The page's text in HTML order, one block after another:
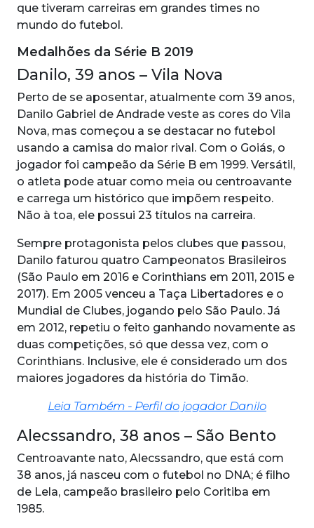
que tiveram carreiras em grandes times no
mundo do futebol.
Medalhões da Série B 2019
Danilo, 39 anos – Vila Nova
Perto de se aposentar, atualmente com 39 anos,
Danilo Gabriel de Andrade veste as cores do Vila
Nova, mas começou a se destacar no futebol
usando a camisa do maior rival. Com o Goiás, o
jogador foi campeão da Série B em 1999. Versátil,
o atleta pode atuar como meia ou centroavante
e carrega um histórico que impõem respeito.
Não à toa, ele possui 23 títulos na carreira.
Sempre protagonista pelos clubes que passou,
Danilo faturou quatro Campeonatos Brasileiros
(São Paulo em 2016 e Corinthians em 2011, 2015 e
2017). Em 2005 venceu a Taça Libertadores e o
Mundial de Clubes, jogando pelo São Paulo. Já
em 2012, repetiu o feito ganhando novamente as
duas competições, só que dessa vez, com o
Corinthians. Inclusive, ele é considerado um dos
maiores jogadores da história do Timão.
Leia Também - Perfil do jogador Danilo
Alecssandro, 38 anos – São Bento
Centroavante nato, Alecssandro, que está com
38 anos, já nasceu com o futebol no DNA; é filho
de Lela, campeão brasileiro pelo Coritiba em
1985.